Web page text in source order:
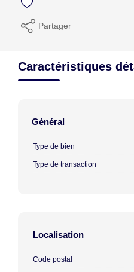
Partager
Caractéristiques
Général
Type de bien
Type de transaction
Localisation
Code postal